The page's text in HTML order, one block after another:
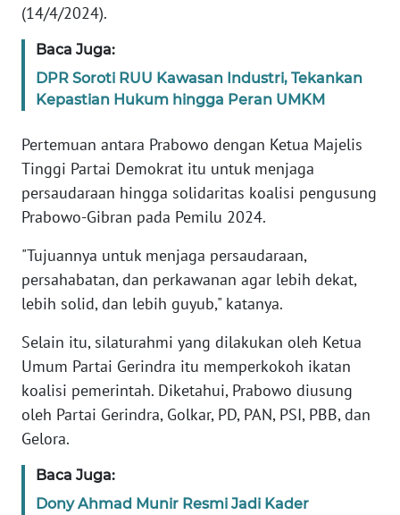
(14/4/2024).
Baca Juga:
DPR Soroti RUU Kawasan Industri, Tekankan
Kepastian Hukum hingga Peran UMKM
Pertemuan antara Prabowo dengan Ketua Majelis
Tinggi Partai Demokrat itu untuk menjaga
persaudaraan hingga solidaritas koalisi pengusung
Prabowo-Gibran pada Pemilu 2024.
"Tujuannya untuk menjaga persaudaraan,
persahabatan, dan perkawanan agar lebih dekat,
lebih solid, dan lebih guyub," katanya.
Selain itu, silaturahmi yang dilakukan oleh Ketua
Umum Partai Gerindra itu memperkokoh ikatan
koalisi pemerintah. Diketahui, Prabowo diusung
oleh Partai Gerindra, Golkar, PD, PAN, PSI, PBB, dan
Gelora.
Baca Juga:
Dony Ahmad Munir Resmi Jadi Kader
TENTANG
KAMI
PEDOMAN
MEDIA
REDAKSI
KARIR
DISCLAIMER
Wahana
Regional
WN
SUMUT
JAKARTA